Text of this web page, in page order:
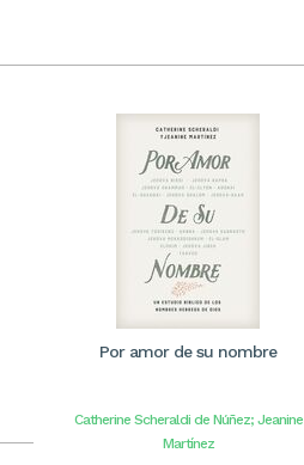
Por amor de su nombre
Catherine Scheraldi de Núñez; Jeanine
Martínez